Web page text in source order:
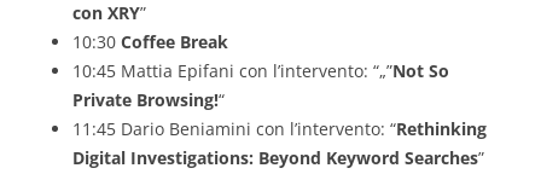
con XRY”
10:30 Coffee Break
10:45 Mattia Epifani con l’intervento: “„”Not So
Private Browsing!“
11:45 Dario Beniamini con l’intervento: “Rethinking
Digital Investigations: Beyond Keyword Searches”